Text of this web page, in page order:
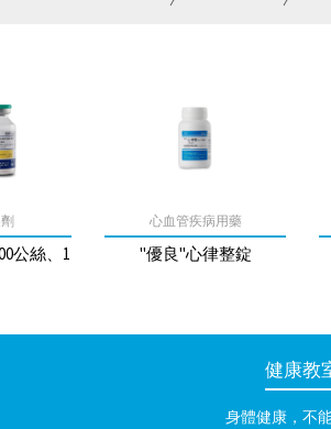
公絲、1
心血管疾病用藥
"優良"心律整錠
健康教
身體健康，不